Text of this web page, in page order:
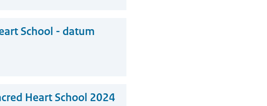
School - datum
Heart School 2024